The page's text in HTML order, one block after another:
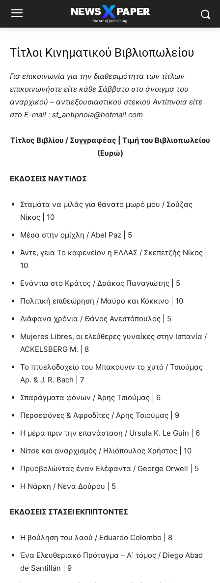
Τίτλοι Kινηματικού Βιβλιοπωλείου
Για επικοινωνία για την διαθεσιμότητα των τίτλων
επικοινωνήστε είτε κάθε Σάββατο στο άνοιγμα του
αναρχικού – αντιεξουσιαστικού στεκιού Αντίπνοια είτε
στο E-mail : st_antipnoia@hotmail.com
Τίτλος Βιβλίου / Συγγραφέας | Τιμή του Βιβλιοπωλείου
(Ευρώ)
ΕΚΔΟΣΕΙΣ ΝΑΥΤΙΛΟΣ
Σταμάτα να μιλάς για θάνατο μωρό μου / Σούζας
Νίκος | 10
Μέσα στην ομίχλη / Abel Paz | 5
Άντε, γεια Το καφενείον η ΕΛΛΑΣ / Σκεπετζής Νίκος |
10
Ενάντια στο Κράτος / Δράκος Παναγιώτης | 5
Πολιτική επιθεώρηση / Μαύρο και Κόκκινο | 10
Διάφανα χρόνια / Θάνος Ανεστόπουλος | 5
Mujeres Libres, οι ελεύθερες γυναίκες στην Ισπανία /
ACKELSBERG M. | 8
Το πτυελοδοχείο του Μπακούνιν το χυτό / Τσιούμας
Αρ. & J. R. Bach | 7
Σπαράγματα φόνων / Άρης Τσιούμας | 6
Περσεφόνες & Αφροδίτες / Άρης Τσιούμας | 9
Η μέρα πριν την επανάσταση / Ursula K. Le Guin | 6
Νίτσε και αναρχισμός / Ηλιόπουλος Χρήστος | 10
Πρυοβολώντας έναν Ελέφαντα / George Orwell | 5
Η Νάρκη / Νένα Δούρου | 5
ΕΚΔΟΣΕΙΣ ΣΤΑΣΕΙ ΕΚΠΙΠΤΟΝΤΕΣ
Η βούληση του λαού / Eduardo Colombo | 8
Ένα Ελευθεριακό Πρόταγμα – Α΄ τόμος / Diego Abad
de Santillán | 9